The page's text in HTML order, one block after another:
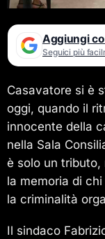
Aggiungi
Seguici più
Casavatore si è
oggi, quando il
innocente della
nella Sala
è solo un tributo,
la memoria di
la criminalità
Il sindaco